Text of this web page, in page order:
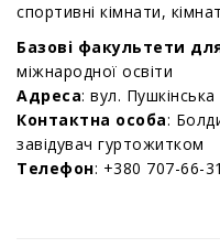
спортивні кімнати,
Базові факультети
міжнародної освіти
Адреса: вул.
Контактна особа:
завідувач гуртожитком
Телефон: +380 707-66-31